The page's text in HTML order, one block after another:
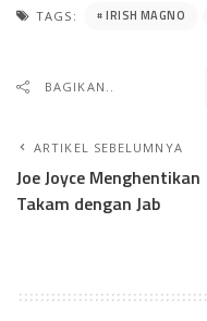
TAGS: IRISH MAGNO
BAGIKAN..
ARTIKEL SEBELUMNYA
Joe Joyce Menghentikan
Takam dengan Jab